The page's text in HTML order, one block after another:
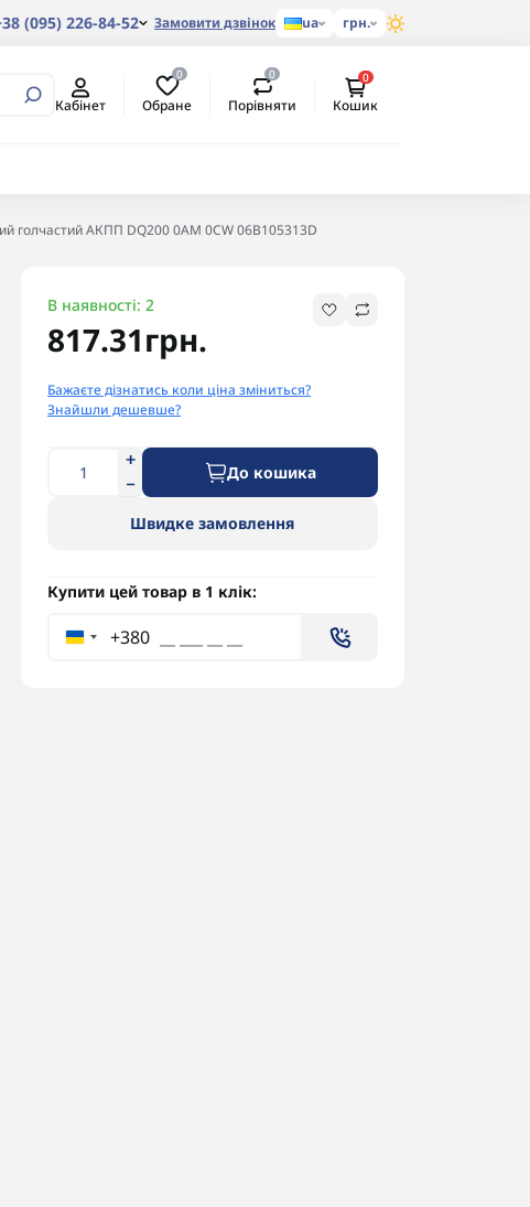
(095) 226-84-52 Замовити дзвінок ua грн.
Кабінет
0
Обране
0
Порівняти
0
Кошик
голчастий АКПП DQ200 0AM 0CW 06B105313D
В наявності: 2
817.31грн.
Бажаєте дізнатись коли ціна зміниться?
Знайшли дешевше?
До кошика
Швидке замовлення
Купити цей товар в 1 клік:
+380